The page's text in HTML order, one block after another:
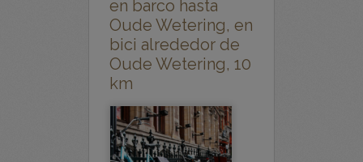
bici alrededor de
Oude Wetering, 10
km